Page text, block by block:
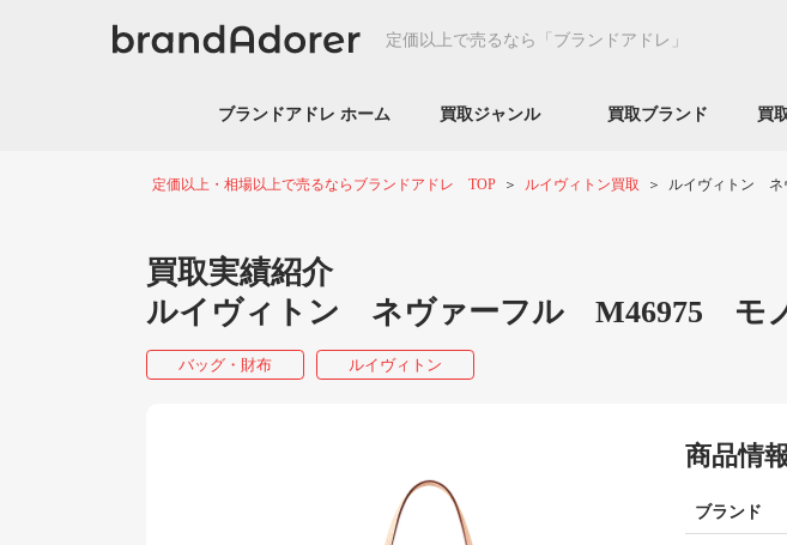
定価以上で売るなら 「ブランドアドレ」
ブランドアドレ ホーム 買取ジャンル 買取ブランド 買
定価以上・相場以上で売るならブランドアドレ TOP ルイヴィトン買取 ルイヴィトン
買取実績紹介
ルイヴィトン ネヴァーフル M46975 モ
バッグ・財布 ルイヴィトン
商品情
ブランド